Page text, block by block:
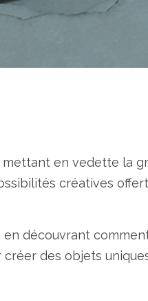
mettant en vedette la
créatives
en découvrant
des objets